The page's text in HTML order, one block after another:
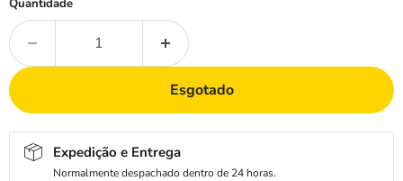
Quantidade
Esgotado
Expedição e Entrega
Normalmente despachado dentro de 24 horas.